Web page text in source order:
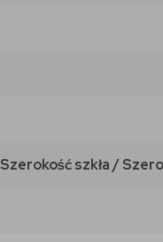
Szerokość szkła /